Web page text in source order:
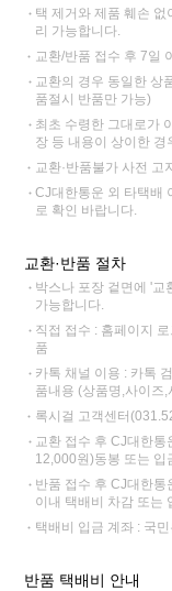
택 제거와 제품 훼손
리 가능합니다.
교환/반품 접수 후 7일
교환의 경우 동일한 상
품절시 반품만 가능)
최초 수령한 그대로가
장 등 내용이 상이한 경
교환·반품불가 사전 고
CJ대한통운 외 타택배
로 확인 바랍니다.
교환·반품 절차
박스나 포장 겉면에 '교
가능합니다.
직접 접수 : 홈페이지
품
카톡 채널 이용 : 카톡
품내용 (상품명,사이즈,
록시걸 고객센터
교환 접수 후 CJ대한
12,000원)동봉 또는 입
반품 접수 후 CJ대한통
이내 택배비 차감 또는
택배비 입금 계좌 : 국
반품 택배비 안내